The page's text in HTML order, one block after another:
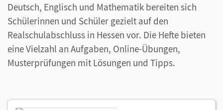
Deutsch, Englisch und Mathematik bereiten sich
Schülerinnen und Schüler gezielt auf den
Realschulabschluss in Hessen vor. Die Hefte bieten
eine Vielzahl an Aufgaben, Online-Übungen,
Musterprüfungen mit Lösungen und Tipps.